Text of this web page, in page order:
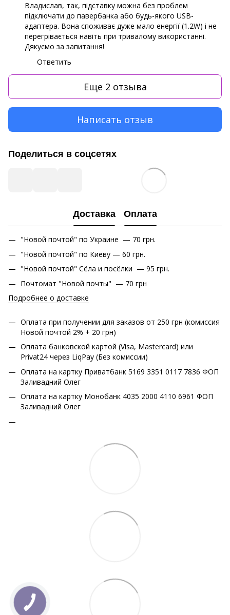
Владислав, так, підставку можна без проблем
підключати до павербанка або будь-якого USB-
адаптера. Вона споживає дуже мало енергії (1.2W) і не
перегрівається навіть при тривалому використанні.
Дякуємо за запитання!
Ответить
Еще 2 отзыва
Написать отзыв
Поделиться в соцсетях
Доставка Оплата
"Новой почтой" по Украине — 70 грн.
"Новой почтой" по Киеву — 60 грн.
"Новой почтой" Сёла и посёлки — 95 грн.
Почтомат "Новой почты" — 70 грн
Подробнее о доставке
Оплата при получении для заказов от 250 грн (комиссия
Новой почтой 2% + 20 грн)
Оплата банковской картой (Visa, Mastercard) или
Privat24 через LiqPay (Без комиссии)
Оплата на картку Приватбанк 5169 3351 0117 7836 ФОП
Заливадний Олег
Оплата на картку Монобанк 4035 2000 4110 6961 ФОП
Заливадний Олег